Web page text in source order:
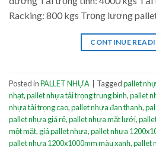
Racking: 800 kgs Trọng lượng
CONTINUE
Posted inPALLET NHỰA Taggedpallet
nhạt,pallet nhựa tải trọng trung bình,pallet
nhựa tải trọng cao,pallet nhựa đan thanh,
pallet nhựa giá rẻ,pallet nhựa mặt lưới,
một mặt, giá pallet nhựa,pallet nhựa
pallet nhựa 1200x1000mm màu xanh,pallet